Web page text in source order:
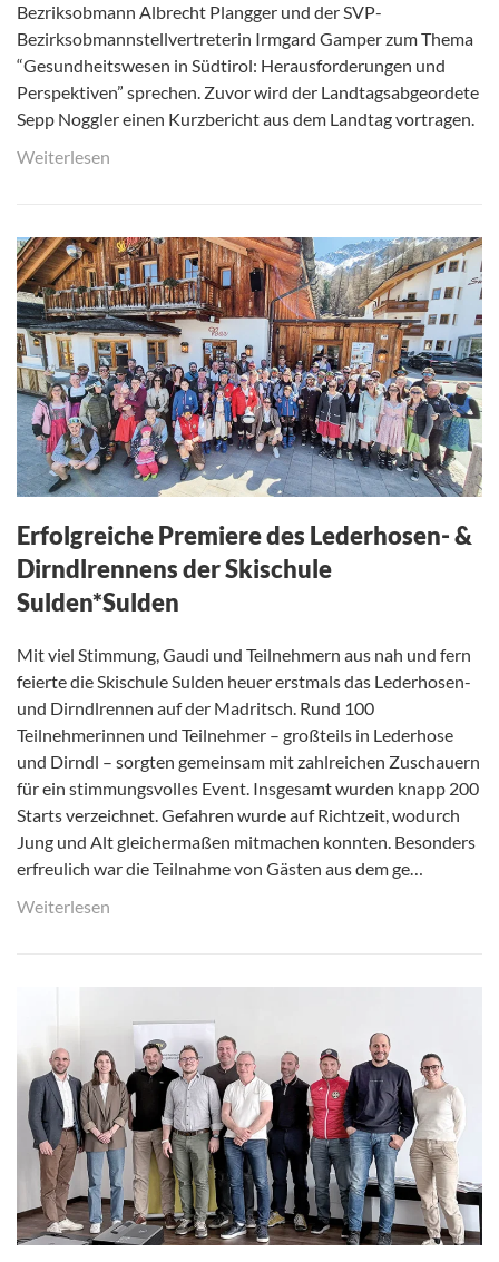
Bezriksobmann Albrecht Plangger und der SVP-
Bezirksobmannstellvertreterin Irmgard Gamper zum Thema
“Gesundheitswesen in Südtirol: Herausforderungen und
Perspektiven” sprechen. Zuvor wird der Landtagsabgeordete
Sepp Noggler einen Kurzbericht aus dem Landtag vortragen.
Weiterlesen
Erfolgreiche Premiere des Lederhosen- &
Dirndlrennens der Skischule
Sulden*Sulden
Mit viel Stimmung, Gaudi und Teilnehmern aus nah und fern
feierte die Skischule Sulden heuer erstmals das Lederhosen-
und Dirndlrennen auf der Madritsch. Rund 100
Teilnehmerinnen und Teilnehmer – großteils in Lederhose
und Dirndl – sorgten gemeinsam mit zahlreichen Zuschauern
für ein stimmungsvolles Event. Insgesamt wurden knapp 200
Starts verzeichnet. Gefahren wurde auf Richtzeit, wodurch
Jung und Alt gleichermaßen mitmachen konnten. Besonders
erfreulich war die Teilnahme von Gästen aus dem ge…
Weiterlesen